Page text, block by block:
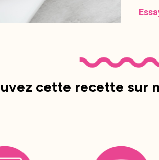
cette recette sur